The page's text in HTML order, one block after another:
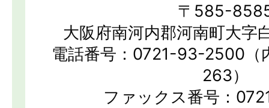
〒585-
大阪府南河内郡河南町大字
電話番号：0721-93-2500（
263）
ファックス番号：